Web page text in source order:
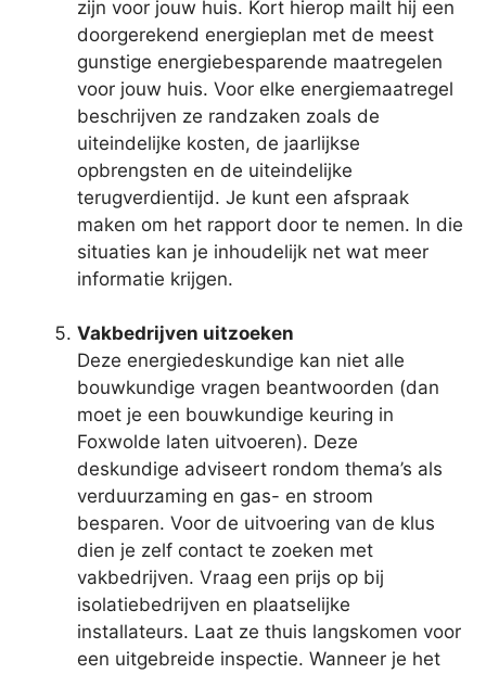
zijn voor jouw huis. Kort hierop mailt hij een
doorgerekend energieplan met de meest
gunstige energiebesparende maatregelen
voor jouw huis. Voor elke energiemaatregel
beschrijven ze randzaken zoals de
uiteindelijke kosten, de jaarlijkse
opbrengsten en de uiteindelijke
terugverdientijd. Je kunt een afspraak
maken om het rapport door te nemen. In die
situaties kan je inhoudelijk net wat meer
informatie krijgen.
Vakbedrijven uitzoeken
Deze energiedeskundige kan niet alle
bouwkundige vragen beantwoorden (dan
moet je een bouwkundige keuring in
Foxwolde laten uitvoeren). Deze
deskundige adviseert rondom thema’s als
verduurzaming en gas- en stroom
besparen. Voor de uitvoering van de klus
dien je zelf contact te zoeken met
vakbedrijven. Vraag een prijs op bij
isolatiebedrijven en plaatselijke
installateurs. Laat ze thuis langskomen voor
een uitgebreide inspectie. Wanneer je het